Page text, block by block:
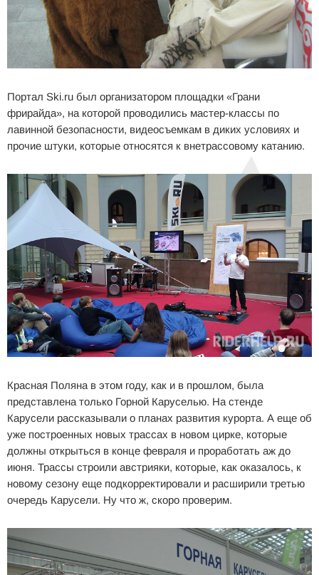
Портал Ski.ru был организатором площадки «Грани
фрирайда», на которой проводились мастер-классы по
лавинной безопасности, видеосъемкам в диких условиях и
прочие штуки, которые относятся к внетрассовому катанию.
Красная Поляна в этом году, как и в прошлом, была
представлена только Горной Каруселью. На стенде
Карусели рассказывали о планах развития курорта. А еще об
уже построенных новых трассах в новом цирке, которые
должны открыться в конце февраля и проработать аж до
июня. Трассы строили австрияки, которые, как оказалось, к
новому сезону еще подкорректировали и расширили третью
очередь Карусели. Ну что ж, скоро проверим.